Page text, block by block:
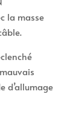
la masse
d’allumage